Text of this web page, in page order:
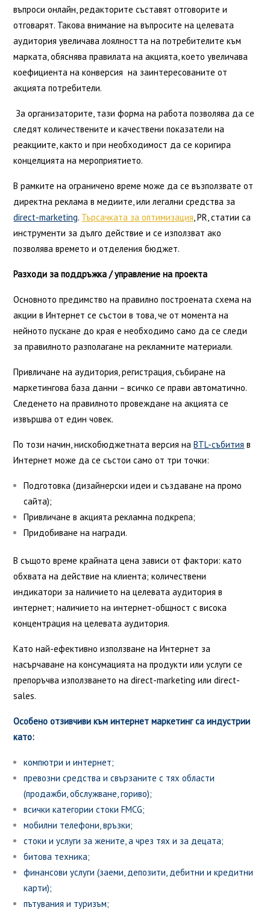
въпроси онлайн, редакторите съставят отговорите и
отговарят. Такова внимание на въпросите на целевата
аудитория увеличава лоялността на потребителите към
марката, обяснява правилата на акцията, което увеличава
коефициента на конверсия на заинтересованите от
акцията потребители.
За организаторите, тази форма на работа позволява да се
следят количествените и качествени показатели на
реакциите, както и при необходимост да се коригира
концелцията на мероприятието.
В рамките на ограничено време може да се възползвате от
директна реклама в медиите, или легални средства за
direct-marketing. Търсачката за оптимизация , PR, статии са
инструменти за дълго действие и се използват ако
позволява времето и отделения бюджет.
Разходи за поддръжка / управление на проекта
Основното предимство на правилно построената схема на
акции в Интернет се състои в това, че от момента на
нейното пускане до края е необходимо само да се следи
за правилното разполагане на рекламните материали.
Привличане на аудитория, регистрация, събиране на
маркетингова база данни – всичко се прави автоматично.
Следенето на правилното провеждане на акцията се
извършва от един човек.
По този начин, нискобюджетната версия наBTL-събития в
Интернет може да се състои само от три точки:
Подготовка (дизайнерски идеи и създаване на промо
сайта);
Привличане в акцията рекламна подкрепа;
Придобиване на награди.
В същото време крайната цена зависи от фактори: като
обхвата на действие на клиента; количествени
индикатори за наличието на целевата аудитория в
интернет; наличието на интернет-общност с висока
концентрация на целевата аудитория.
Като най-ефективно използване на Интернет за
насърчаване на консумацията на продукти или услуги се
препоръчва използването на direct-marketing или direct-
sales.
Особено отзивчиви към интернет маркетинг са индустрии
като:
компютри и интернет;
превозни средства и свързаните с тях области
(продажби, обслужване, гориво);
всички категории стоки FMCG;
мобилни телефони, връзки;
стоки и услуги за жените, а чрез тях и за децата;
битова техника;
финансови услуги (заеми, депозити, дебитни и кредитни
карти);
пътувания и туризъм;